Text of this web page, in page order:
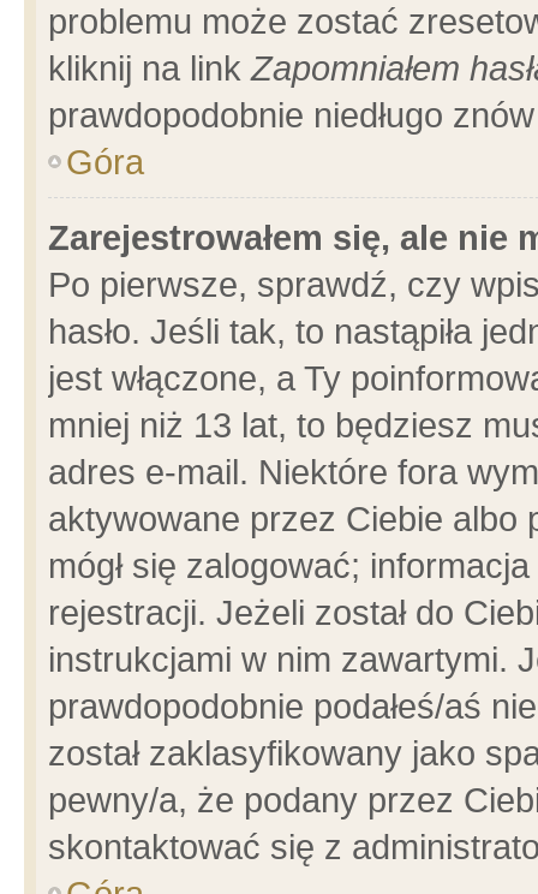
problemu może zostać
kliknij na linkZapomniałem
prawdopodobnie niedługo
Góra
Zarejestrowałem się, ale nie
Po pierwsze, sprawdź, czy
hasło. Jeśli tak, to nastąpiła
jest włączone, a Ty
mniej niż 13 lat, to będziesz
adres e-mail. Niektóre fora
aktywowane przez Ciebie albo
mógł się zalogować;
rejestracji. Jeżeli został do
instrukcjami w nim zawartymi.
prawdopodobnie podałeś/aś
został zaklasyfikowany jako
pewny/a, że podany przez
skontaktować się z